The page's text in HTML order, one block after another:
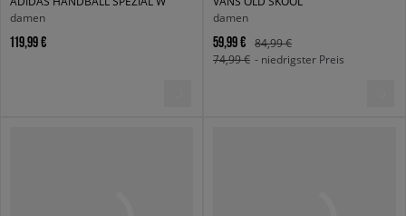
damen
119,99 €
damen
59,99 €
84,99 €
74,99 € - niedrigster Preis